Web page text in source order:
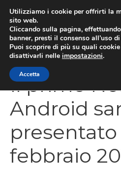
contenuto
Il primo
Android
presentato
febbraio
Utilizziamo i cookie per offrirti la
sito web.
Cliccando sulla pagina,
banner, presti il consenso all’uso
Puoi scoprire di più su quali
disattivarli nelle impostazioni.
Accetta